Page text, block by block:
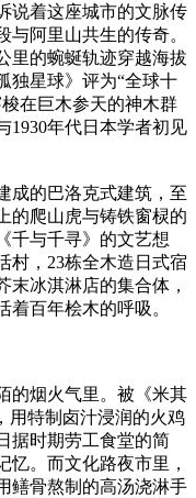
说着这座城市的文脉传
阿里山共生的传奇。
里的蜿蜒轨迹穿越海拔
独星球》评为“全球十
在巨木参天的神木群
1930年代日本学者初见
成的巴洛克式建筑，至
的爬山虎与铸铁窗棂的
千与千寻》的文艺想
村，23栋全木造日式宿
末冰淇淋店的集合体，
百年桧木的呼吸。
的烟火气里。被《米其
用特制卤汁浸润的火鸡
据时期劳工食堂的简
忆。而文化路夜市里，
鳝骨熬制的高汤浇淋手